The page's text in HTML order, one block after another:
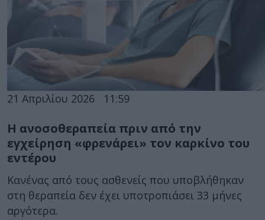
21 Απριλίου 2026 11:59
Η ανοσοθεραπεία πριν από την
εγχείρηση «φρενάρει» τον καρκίνο του
εντέρου
Κανένας από τους ασθενείς που υποβλήθηκαν
στη θεραπεία δεν έχει υποτροπιάσει 33 μήνες
αργότερα.